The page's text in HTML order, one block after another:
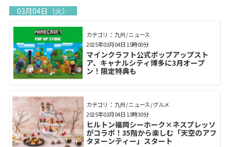
03月04日（火）
カテゴリ： 九州 / ニュース
マインクラフト公式ポップアップスト
ア、キャナルシティ博多に3月オープ
ン！限定特典も
2025年03月04日 15時00分
カテゴリ： 九州 / ニュース / グルメ
ヒルトン福岡シーホーク×ネスプレッソ
がコラボ！35階から楽しむ「天空のアフ
タヌーンティー」スタート
2025年03月04日 13時30分